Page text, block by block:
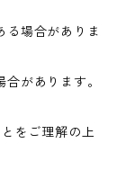
場合がありま
があります。
をご理解の上